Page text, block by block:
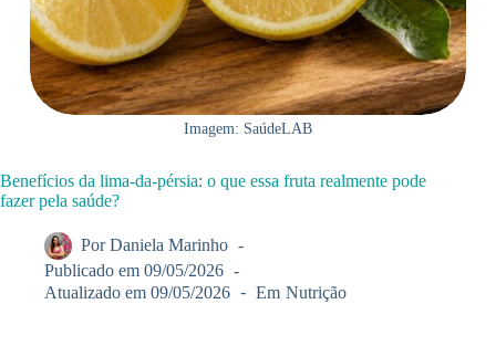
Imagem: SaúdeLAB
Benefícios da lima-da-pérsia: o que essa fruta realmente pode
fazer pela saúde?
Por Daniela Marinho
Publicado em 09/05/2026
Atualizado em 09/05/2026 Em Nutrição